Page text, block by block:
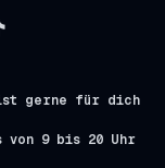
ist gerne für dich
von 9 bis 20 Uhr